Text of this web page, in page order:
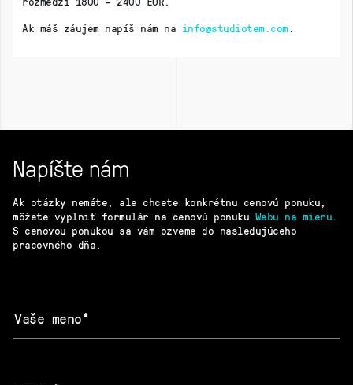
Ak máš záujem napíš nám na info@studiotem.com .
Napíšte nám
Ak otázky nemáte, ale chcete konkrétnu cenovú ponuku,
môžete vyplniť formulár na cenovú ponuku Webu na mieru.
S cenovou ponukou sa vám ozveme do nasledujúceho
pracovného dňa.